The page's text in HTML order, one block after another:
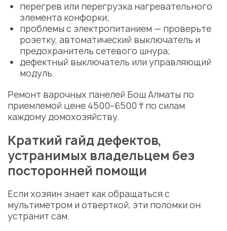
перегрев или перегрузка нагревательного
элемента конфорки;
проблемы с электропитанием — проверьте
розетку, автоматический выключатель и
предохранитель сетевого шнура;
дефектный выключатель или управляющий
модуль.
Ремонт варочных панелей Бош Алматы по
приемлемой цене 4500–6500 ₸ по силам
каждому домохозяйству.
Краткий гайд дефектов,
устранимых владельцем без
посторонней помощи
Если хозяин знает как обращаться с
мультиметром и отверткой, эти поломки он
устранит сам.